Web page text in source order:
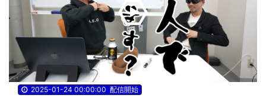
Play
Video
2025-01-24 00:00:00 配信開始